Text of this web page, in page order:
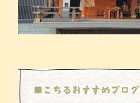
■こちるおすすめブログ
シ
ョ